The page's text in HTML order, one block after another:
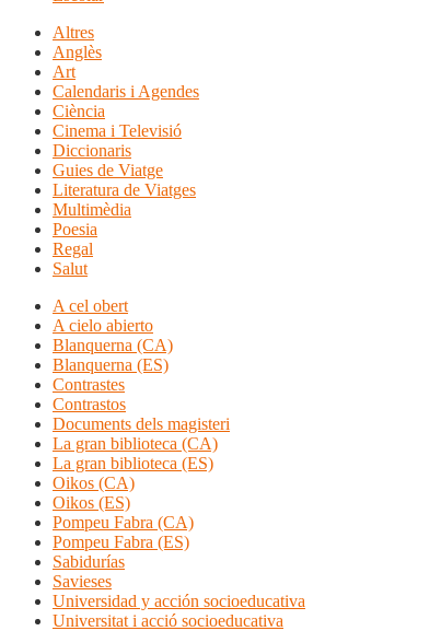
Altres
Anglès
Art
Calendaris i Agendes
Ciència
Cinema i Televisió
Diccionaris
Guies de Viatge
Literatura de Viatges
Multimèdia
Poesia
Regal
Salut
A cel obert
A cielo abierto
Blanquerna (CA)
Blanquerna (ES)
Contrastes
Contrastos
Documents dels magisteri
La gran biblioteca (CA)
La gran biblioteca (ES)
Oikos (CA)
Oikos (ES)
Pompeu Fabra (CA)
Pompeu Fabra (ES)
Sabidurías
Savieses
Universidad y acción socioeducativa
Universitat i acció socioeducativa